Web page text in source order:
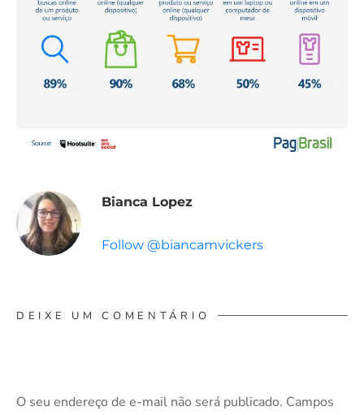
Bianca Lopez
Follow @biancamvickers
DEIXE UM COMENTÁRIO
O seu endereço de e-mail não será publicado. Campos